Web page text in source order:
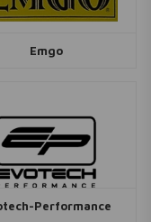
Emgo
Performance